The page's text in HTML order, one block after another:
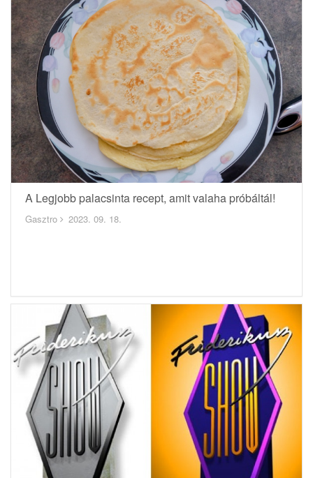
A Legjobb palacsinta recept, amit valaha próbáltál!
Gasztro 2023. 09. 18.